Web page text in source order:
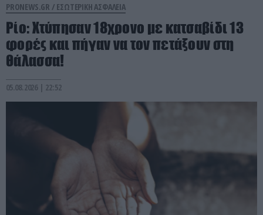
PRONEWS.GR / ΕΣΩΤΕΡΙΚΗ ΑΣΦΑΛΕΙΑ
Ρίο: Χτύπησαν 18χρονο με κατσαβίδι 13
φορές και πήγαν να τον πετάξουν στη
θάλασσα!
05.08.2026 | 22:52